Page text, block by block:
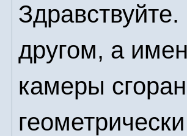
другом, а
камеры